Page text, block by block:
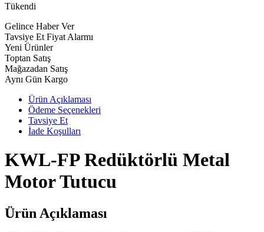
Tükendi
Gelince Haber Ver
Tavsiye Et Fiyat Alarmı
Yeni Ürünler
Toptan Satış
Mağazadan Satış
Aynı Gün Kargo
Ürün Açıklaması
Ödeme Seçenekleri
Tavsiye Et
İade Koşulları
KWL-FP Redüktörlü Metal
Motor Tutucu
Ürün Açıklaması